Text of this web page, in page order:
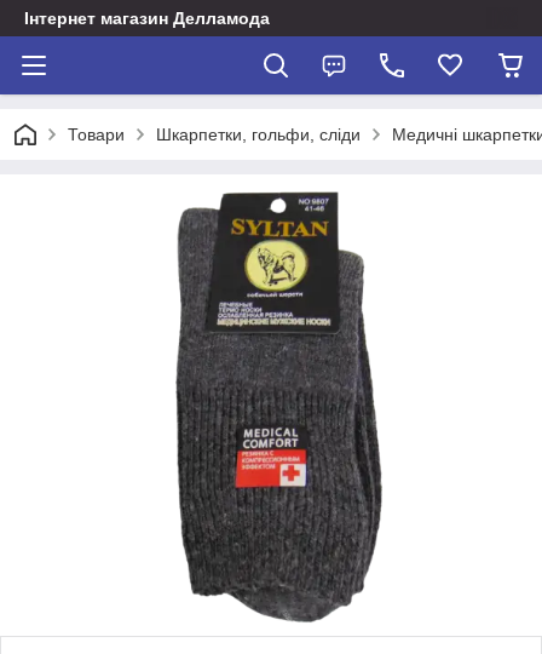
Інтернет магазин Делламода
Товари Шкарпетки, гольфи, сліди Медичні